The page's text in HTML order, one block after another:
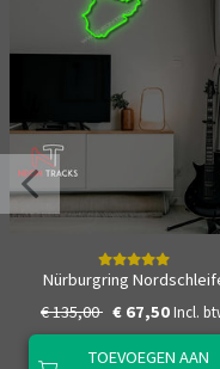
Nürburgring
€ 135,00 € 67,50 Incl.
TOEVOEGEN AAN